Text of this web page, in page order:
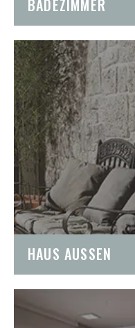
BADEZIMMER
HAUS AUSSEN